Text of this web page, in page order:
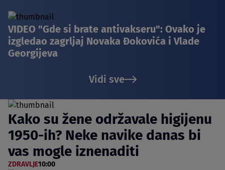
VIDEO "Gde si brate antivakseru": Ovako je
izgledao zagrljaj Novaka Đokovića i Vlade
Georgijeva
Vidi sve
Kako su žene održavale higijenu
1950-ih? Neke navike danas bi
vas mogle iznenaditi
ZDRAVLJE10:00